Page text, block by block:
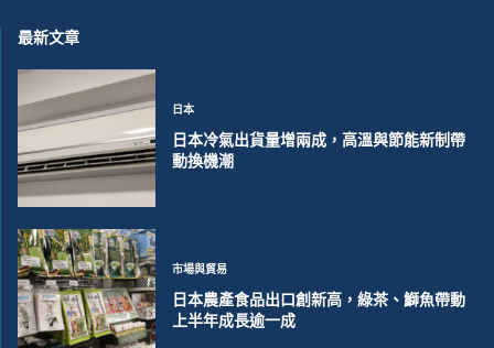
最新文章
日本
日本冷氣出貨量增兩成，高溫與節能新制帶
動換機潮
市場與貿易
日本農產食品出口創新高，綠茶、鰤魚帶動
上半年成長逾一成